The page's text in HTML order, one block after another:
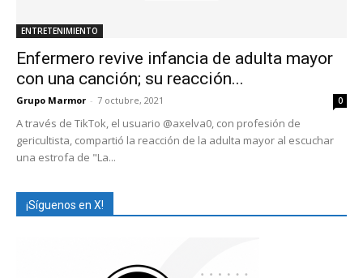
ENTRETENIMIENTO
Enfermero revive infancia de adulta mayor
con una canción; su reacción...
Grupo Marmor - 7 octubre, 2021 0
A través de TikTok, el usuario @axelva0, con profesión de
gericultista, compartió la reacción de la adulta mayor al escuchar
una estrofa de "La...
¡Síguenos en X!